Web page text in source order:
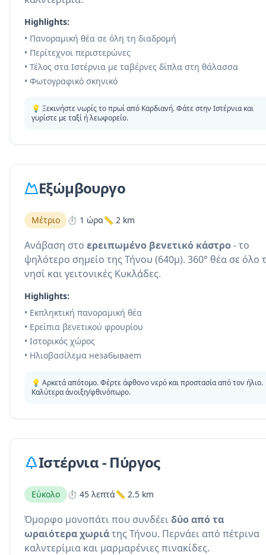
Highlights:
• Πανοραμική θέα σε όλη τη διαδρομή
• Περίτεχνοι περιστερώνες
• Τέλος στα Ιστέρνια με ταβέρνες δίπλα στη θάλασσα
• Φωτογραφικό σκηνικό
💡 Ξεκινήστε νωρίς το πρωί από Καρδιανή. Φάτε στην Ιστέρνια και
γυρίστε με ταξί ή λεωφορείο.
Εξώμβουργο
Μέτριο ⏱️ 1 ώρα📏 2 km
Ανάβαση στο ερειπωμένο βενετικό κάστρο- το
ψηλότερο σημείο της Τήνου (640μ). 360° θέα σε όλο
νησί και γειτονικές Κυκλάδες.
Highlights:
• Εκπληκτική πανοραμική θέα
• Ερείπια βενετικού φρουρίου
• Ιστορικός χώρος
• Ηλιοβασίλεμα незабываem
💡 Αρκετά απότομο. Φέρτε άφθονο νερό και προστασία από τον ήλιο.
Καλύτερα άνοιξη/φθινόπωρο.
Ιστέρνια - Πύργος
Εύκολο ⏱️ 45 λεπτά📏 2.5 km
Όμορφο μονοπάτι που συνδέειδύο από τα
ωραιότερα χωριάτης Τήνου. Περνάει από πέτρινα
καλντερίμια και μαρμαρένιες πινακίδες.